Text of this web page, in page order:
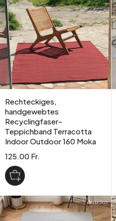
Rechteckiges,
handgewebtes
Recyclingfaser-
Teppichband Terracotta
Indoor Outdoor 160 Moka
125.00 Fr.